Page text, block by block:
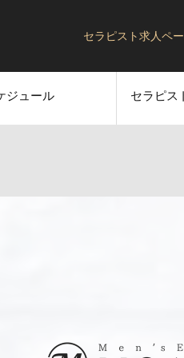
セラピスト求人ペ
ジュール セラピス